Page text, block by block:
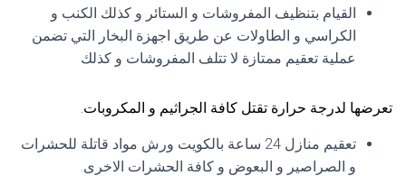
القيام بتنظيف المفروشات و الستائر و كذلك الكنب و
الكراسي و الطاولات عن طريق اجهزة البخار التي تضمن
عملية تعقيم ممتازة لا تتلف المفروشات و كذلك
تعرضها لدرجة حرارة تقتل كافة الجراثيم و المكروبات.
تعقيم منازل 24 ساعة بالكويت ورش مواد قاتلة للحشرات
و الصراصير و البعوض و كافة الحشرات الاخرى.